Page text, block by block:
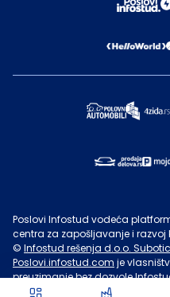
Poslovi Infostud vodeća
centra za zapošljavanje i razvoj
© Infostud rešenja d.o.o.
Poslovi.infostud.com je
preuzimanje bez dozvole
u druge svrhe, osim za lične